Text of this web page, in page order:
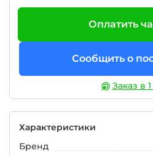
Оплатить
Сообщить о
Заказ в
Характеристики
Бренд